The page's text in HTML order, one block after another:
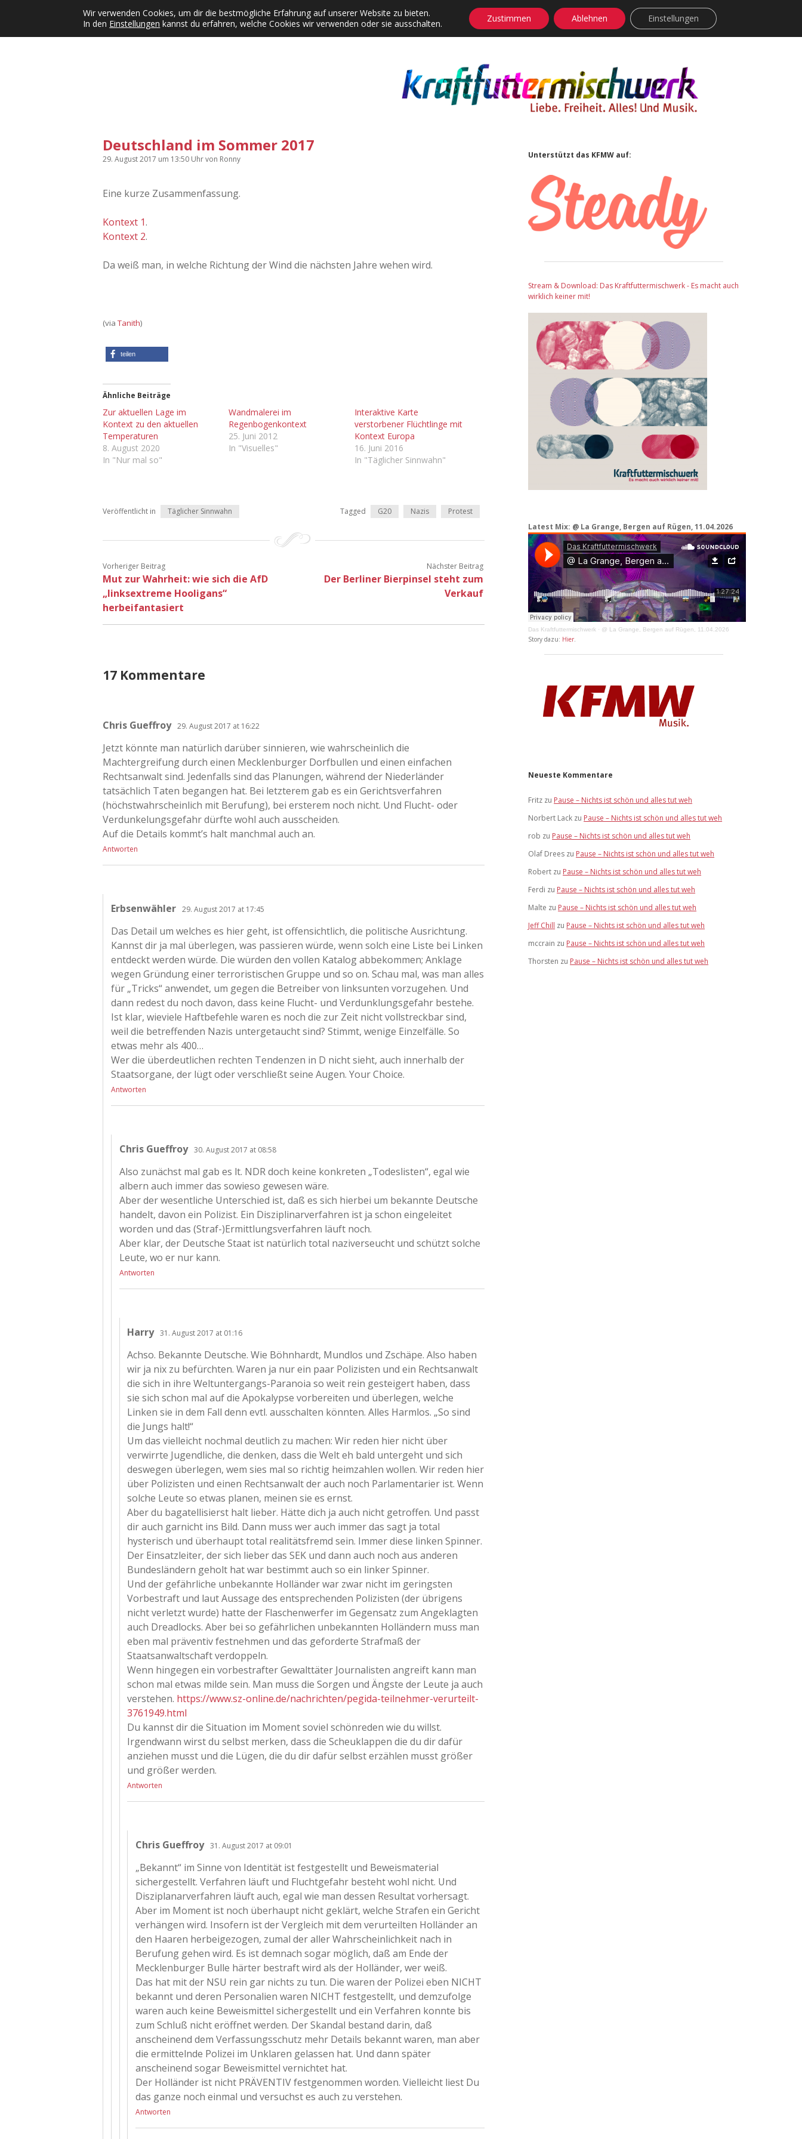
Kategorien Dropdown-Menü öffnen
KFMW-Disco Dates Instagrams Contact Adventskalender Dropdown-Menü öffnen facebook
instagram
rss soundcloud
vimeoBluesky
Deutschland im Sommer 2017
29. August 2017 um 13:50 Uhrvon Ronny
Eine kurze Zusammenfassung.
Kontext 1.
Kontext 2.
Da weiß man, in welche Richtung der Wind die nächsten Jahre wehen wird.
(viaTanith)
teilen
Ähnliche Beiträge
Zur aktuellen Lage im
Kontext zu den aktuellen
Temperaturen
8. August 2020
In "Nur mal so"
Wandmalerei im
Regenbogenkontext
25. Juni 2012
In "Visuelles"
Interaktive Karte
verstorbener Flüchtlinge mit
Kontext Europa
16. Juni 2016
In "Täglicher Sinnwahn"
Veröffentlicht in Täglicher Sinnwahn Tagged G20 Nazis Protest
Vorheriger Beitrag
Mut zur Wahrheit: wie sich die AfD
„linksextreme Hooligans“
herbeifantasiert
Nächster Beitrag
Der Berliner Bierpinsel steht zum
Verkauf
17 Kommentare
Chris Gueffroy 29. August 2017 at 16:22
Jetzt könnte man natürlich darüber sinnieren, wie wahrscheinlich die
Machtergreifung durch einen Mecklenburger Dorfbullen und einen einfachen
Rechtsanwalt sind. Jedenfalls sind das Planungen, während der Niederländer
tatsächlich Taten begangen hat. Bei letzterem gab es ein Gerichtsverfahren
(höchstwahrscheinlich mit Berufung), bei ersterem noch nicht. Und Flucht- oder
Verdunkelungsgefahr dürfte wohl auch ausscheiden.
Auf die Details kommt’s halt manchmal auch an.
Antworten
Erbsenwähler 29. August 2017 at 17:45
Das Detail um welches es hier geht, ist offensichtlich, die politische Ausrichtung.
Kannst dir ja mal überlegen, was passieren würde, wenn solch eine Liste bei Linken
entdeckt werden würde. Die würden den vollen Katalog abbekommen; Anklage
wegen Gründung einer terroristischen Gruppe und so on. Schau mal, was man alles
für „Tricks“ anwendet, um gegen die Betreiber von linksunten vorzugehen. Und
dann redest du noch davon, dass keine Flucht- und Verdunklungsgefahr bestehe.
Ist klar, wieviele Haftbefehle waren es noch die zur Zeit nicht vollstreckbar sind,
weil die betreffenden Nazis untergetaucht sind? Stimmt, wenige Einzelfälle. So
etwas mehr als 400…
Wer die überdeutlichen rechten Tendenzen in D nicht sieht, auch innerhalb der
Staatsorgane, der lügt oder verschließt seine Augen. Your Choice.
Antworten
Chris Gueffroy 30. August 2017 at 08:58
Also zunächst mal gab es lt. NDR doch keine konkreten „Todeslisten“, egal wie
albern auch immer das sowieso gewesen wäre.
Aber der wesentliche Unterschied ist, daß es sich hierbei um bekannte Deutsche
handelt, davon ein Polizist. Ein Disziplinarverfahren ist ja schon eingeleitet
worden und das (Straf-)Ermittlungsverfahren läuft noch.
Aber klar, der Deutsche Staat ist natürlich total naziverseucht und schützt solche
Leute, wo er nur kann.
Antworten
Harry 31. August 2017 at 01:16
Achso. Bekannte Deutsche. Wie Böhnhardt, Mundlos und Zschäpe. Also haben
wir ja nix zu befürchten. Waren ja nur ein paar Polizisten und ein Rechtsanwalt
die sich in ihre Weltuntergangs-Paranoia so weit rein gesteigert haben, dass
sie sich schon mal auf die Apokalypse vorbereiten und überlegen, welche
Linken sie in dem Fall denn evtl. ausschalten könnten. Alles Harmlos. „So sind
die Jungs halt!“
Um das vielleicht nochmal deutlich zu machen: Wir reden hier nicht über
verwirrte Jugendliche, die denken, dass die Welt eh bald untergeht und sich
deswegen überlegen, wem sies mal so richtig heimzahlen wollen. Wir reden hier
über Polizisten und einen Rechtsanwalt der auch noch Parlamentarier ist. Wenn
solche Leute so etwas planen, meinen sie es ernst.
Aber du bagatellisierst halt lieber. Hätte dich ja auch nicht getroffen. Und passt
dir auch garnicht ins Bild. Dann muss wer auch immer das sagt ja total
hysterisch und überhaupt total realitätsfremd sein. Immer diese linken Spinner.
Der Einsatzleiter, der sich lieber das SEK und dann auch noch aus anderen
Bundesländern geholt hat war bestimmt auch so ein linker Spinner.
Und der gefährliche unbekannte Holländer war zwar nicht im geringsten
Vorbestraft und laut Aussage des entsprechenden Polizisten (der übrigens
nicht verletzt wurde) hatte der Flaschenwerfer im Gegensatz zum Angeklagten
auch Dreadlocks. Aber bei so gefährlichen unbekannten Holländern muss man
eben mal präventiv festnehmen und das geforderte Strafmaß der
Staatsanwaltschaft verdoppeln.
Wenn hingegen ein vorbestrafter Gewalttäter Journalisten angreift kann man
schon mal etwas milde sein. Man muss die Sorgen und Ängste der Leute ja auch
verstehen. https://www.sz-online.de/nachrichten/pegida-teilnehmer-verurteilt-
3761949.html
Du kannst dir die Situation im Moment soviel schönreden wie du willst.
Irgendwann wirst du selbst merken, dass die Scheuklappen die du dir dafür
anziehen musst und die Lügen, die du dir dafür selbst erzählen musst größer
und größer werden.
Antworten
Chris Gueffroy 31. August 2017 at 09:01
„Bekannt“ im Sinne von Identität ist festgestellt und Beweismaterial
sichergestellt. Verfahren läuft und Fluchtgefahr besteht wohl nicht. Und
Disziplanarverfahren läuft auch, egal wie man dessen Resultat vorhersagt.
Aber im Moment ist noch überhaupt nicht geklärt, welche Strafen ein Gericht
verhängen wird. Insofern ist der Vergleich mit dem verurteilten Holländer an
den Haaren herbeigezogen, zumal der aller Wahrscheinlichkeit nach in
Berufung gehen wird. Es ist demnach sogar möglich, daß am Ende der
Mecklenburger Bulle härter bestraft wird als der Holländer, wer weiß.
Das hat mit der NSU rein gar nichts zu tun. Die waren der Polizei eben NICHT
bekannt und deren Personalien waren NICHT festgestellt, und demzufolge
waren auch keine Beweismittel sichergestellt und ein Verfahren konnte bis
zum Schluß nicht eröffnet werden. Der Skandal bestand darin, daß
anscheinend dem Verfassungsschutz mehr Details bekannt waren, man aber
die ermittelnde Polizei im Unklaren gelassen hat. Und dann später
anscheinend sogar Beweismittel vernichtet hat.
Der Holländer ist nicht PRÄVENTIV festgenommen worden. Vielleicht liest Du
das ganze noch einmal und versuchst es auch zu verstehen.
Antworten
Sidebar
Unterstützt das KFMW auf:
Stream & Download: Das Kraftfuttermischwerk - Es macht auch
wirklich keiner mit!
Latest Mix: @ La Grange, Bergen auf Rügen, 11.04.2026
Das Kraftfuttermischwerk · @ La Grange, Bergen auf Rügen, 11.04.2026
Story dazu: Hier.
Neueste Kommentare
Fritz zu Pause – Nichts ist schön und alles tut weh
Norbert Lack zu Pause – Nichts ist schön und alles tut weh
rob zu Pause – Nichts ist schön und alles tut weh
Olaf Drees zu Pause – Nichts ist schön und alles tut weh
Robert zu Pause – Nichts ist schön und alles tut weh
Ferdi zu Pause – Nichts ist schön und alles tut weh
Malte zu Pause – Nichts ist schön und alles tut weh
Jeff Chill zu Pause – Nichts ist schön und alles tut weh
mccrain zu Pause – Nichts ist schön und alles tut weh
Thorsten zu Pause – Nichts ist schön und alles tut weh
Wir verwenden Cookies, um dir die bestmögliche Erfahrung auf unserer Website zu bieten.
In den Einstellungen kannst du erfahren, welche Cookies wir verwenden oder sie ausschalten. Zustimmen Ablehnen Einstellungen